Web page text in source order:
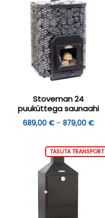
Stoveman 24
puuküttega saunaahi
689,00 € – 879,00 €
TASUTA TRANSPORT